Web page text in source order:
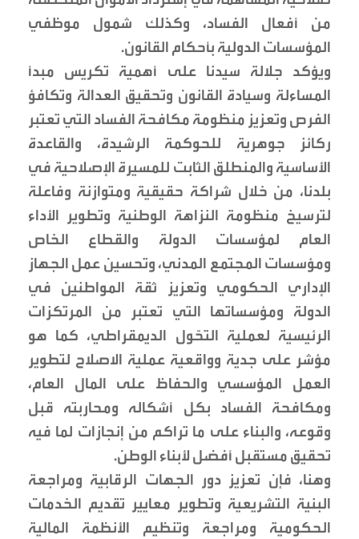
من أفعال الفساد، وكذلك شمول موظفي
المؤسسات الدولية بأحكام القانون.
ويؤكد جلالة سيدنا على أهمية تكريس مبدأ
المساءلة وسيادة القانون وتحقيق العدالة وتكافؤ
الفرص وتعزيز منظومة مكافحة الفساد التي تعتبر
ركائز جوهرية للحوكمة الرشيدة، والقاعدة
الأساسية والمنطلق الثابت للمسيرة الإصلاحية في
بلدنا، من خلال شراكة حقيقية ومتوازنة وفاعلة
لترسيخ منظومة النزاهة الوطنية وتطوير الأداء
العام لمؤسسات الدولة والقطاع الخاص
ومؤسسات المجتمع المدني، وتحسين عمل الجهاز
الإداري الحكومي وتعزيز ثقة المواطنين في
الدولة ومؤسساتها التي تعتبر من المرتكزات
الرئيسية لعملية التحّول الديمقراطي، كما هو
مؤشر على جدية وواقعية عملية الاصلاح لتطوير
العمل المؤسسي والحفاظ على المال العام،
ومكافحة الفساد بكل أشكاله ومحاربته قبل
وقوعه، والبناء على ما تراكم من إنجازات لما فيه
تحقيق مستقبل أفضل لأبناء الوطن.
وهنا، فإن تعزيز دور الجهات الرقابية ومراجعة
البنية التشريعية وتطوير معايير تقديم الخدمات
الحكومية ومراجعة وتنظيم الأنظمة المالية